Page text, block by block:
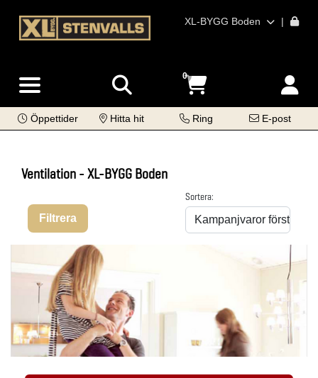
XL-BYGG Boden |
0
Öppettider Hitta hit Ring E-post
Ventilation - XL-BYGG Boden
Filtrera
Sortera: